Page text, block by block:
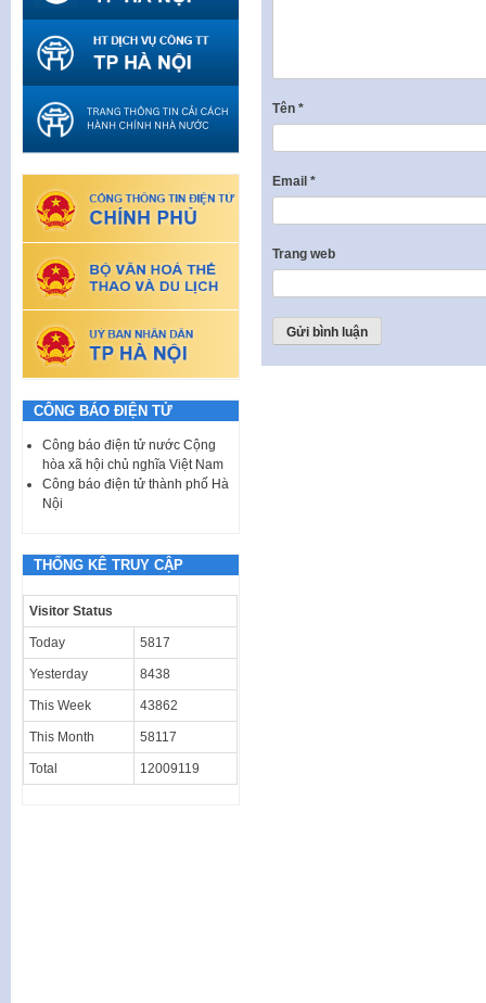
Tên *
Email *
Trang web
CÔNG BÁO ĐIỆN TỬ
Công báo điện tử nước Cộng
hòa xã hội chủ nghĩa Việt Nam
Công báo điện tử thành phố Hà
Nội
THỐNG KÊ TRUY CẬP
Visitor Status
Today 5817
Yesterday 8438
This Week 43862
This Month 58117
Total 12009119